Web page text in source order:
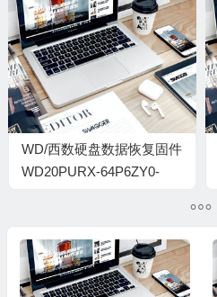
WX21A93N9840-
00070034-H4-1564
WD/西数硬盘数据恢复固件
WD20PURX-64P6ZY0-
0001005V-H4-1740